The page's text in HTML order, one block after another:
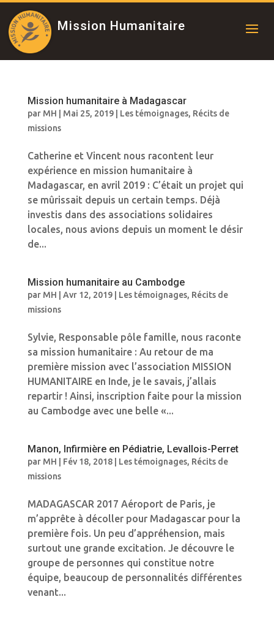
Mission Humanitaire
Mission humanitaire à Madagascar
par MH Mai 25, 2019| Les témoignages, Récits de
missions
Catherine et Vincent nous racontent leur
expérience en mission humanitaire à
Madagascar, en avril 2019 : C’était un projet qui
se mûrissait depuis un certain temps. Déjà
investis dans des associations solidaires
locales, nous avions depuis un moment le désir
de...
Mission humanitaire au Cambodge
par MH Avr 12, 2019| Les témoignages, Récits de
missions
Sylvie, Responsable pôle famille, nous raconte
sa mission humanitaire : Au retour de ma
première mission avec l’association MISSION
HUMANITAIRE en Inde, je le savais, j’allais
repartir ! Ainsi, inscription faite pour la mission
au Cambodge avec une belle «...
Manon, Infirmière en Pédiatrie, Levallois-Perret
par MH Fév 18, 2018| Les témoignages, Récits de
missions
MADAGASCAR 2017 Aéroport de Paris, je
m’apprête à décoller pour Madagascar pour la
première fois. Un peu d’appréhension, mais
surtout une grande excitation. Je découvre le
groupe de personnes qui constitue notre
équipe, beaucoup de personnalités différentes
venant...